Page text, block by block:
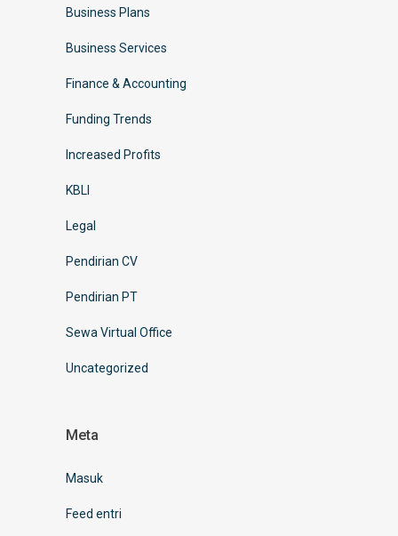
Business Plans
Business Services
Finance & Accounting
Funding Trends
Increased Profits
KBLI
Legal
Pendirian CV
Pendirian PT
Sewa Virtual Office
Uncategorized
Meta
Masuk
Feed entri